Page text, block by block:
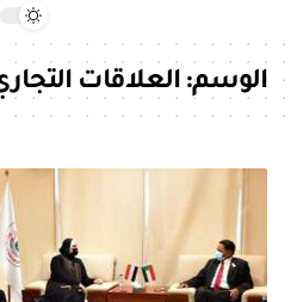
الوسم:العلاقات التجاري